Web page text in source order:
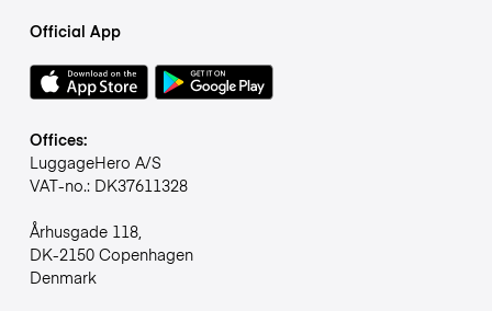
Official App
Offices:
LuggageHero A/S
VAT-no.: DK37611328
Århusgade 118,
DK-2150 Copenhagen
Denmark